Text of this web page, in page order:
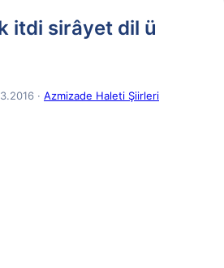
itdi sirâyet dil ü
· Azmizade Haleti Şiirleri